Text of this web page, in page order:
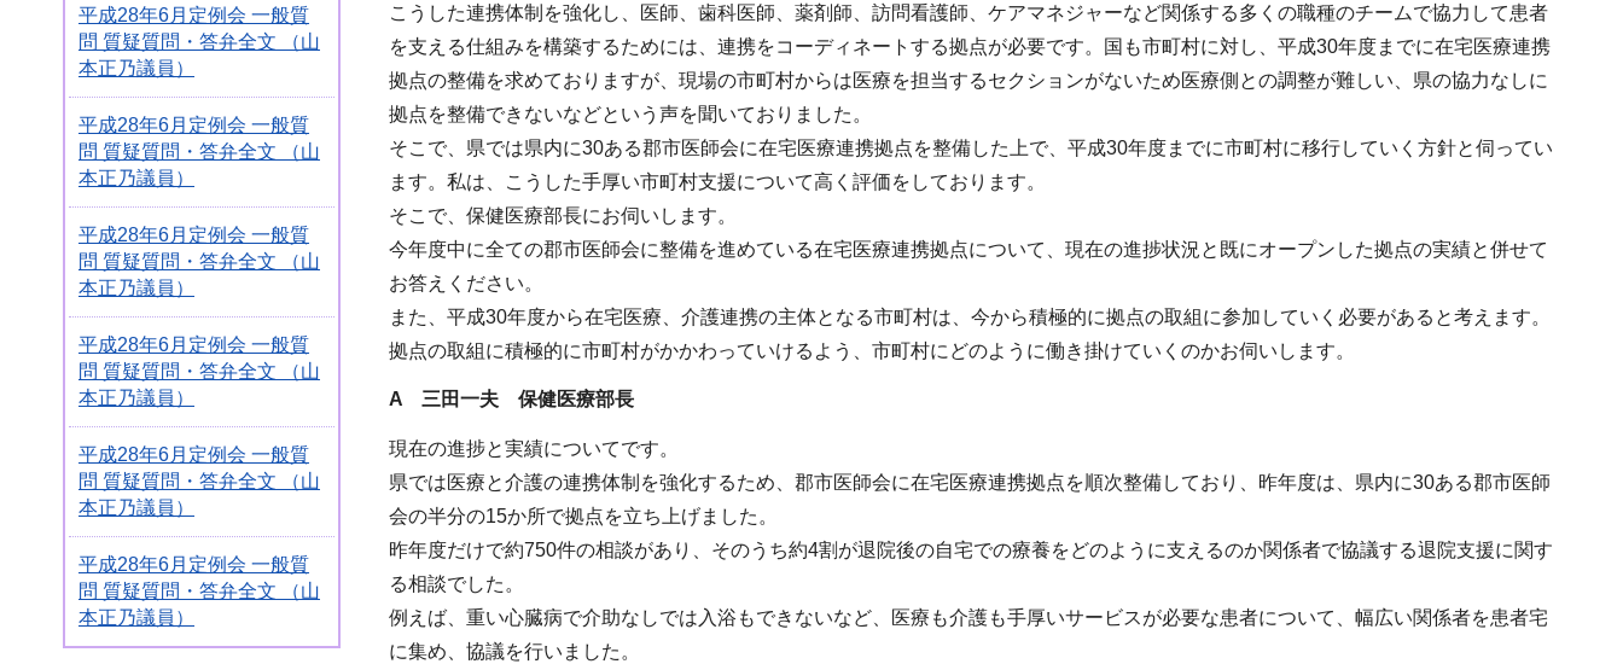
平成28年6月定例会 一般質
問 質疑質問・答弁全文 （山
本正乃議員）
平成28年6月定例会 一般質
問 質疑質問・答弁全文 （山
本正乃議員）
平成28年6月定例会 一般質
問 質疑質問・答弁全文 （山
本正乃議員）
平成28年6月定例会 一般質
問 質疑質問・答弁全文 （山
本正乃議員）
平成28年6月定例会 一般質
問 質疑質問・答弁全文 （山
本正乃議員）
平成28年6月定例会 一般質
問 質疑質問・答弁全文 （山
本正乃議員）
こうした連携体制を強化し、医師、歯科医師、薬剤師、訪問看護師、ケアマネジャーなど関係する多くの職種のチームで協力して患者
を支える仕組みを構築するためには、連携をコーディネートする拠点が必要です。国も市町村に対し、平成30年度までに在宅医療連携
拠点の整備を求めておりますが、現場の市町村からは医療を担当するセクションがないため医療側との調整が難しい、県の協力なしに
拠点を整備できないなどという声を聞いておりました。
そこで、県では県内に30ある郡市医師会に在宅医療連携拠点を整備した上で、平成30年度までに市町村に移行していく方針と伺ってい
ます。私は、こうした手厚い市町村支援について高く評価をしております。
そこで、保健医療部長にお伺いします。
今年度中に全ての郡市医師会に整備を進めている在宅医療連携拠点について、現在の進捗状況と既にオープンした拠点の実績と併せて
お答えください。
また、平成30年度から在宅医療、介護連携の主体となる市町村は、今から積極的に拠点の取組に参加していく必要があると考えます。
拠点の取組に積極的に市町村がかかわっていけるよう、市町村にどのように働き掛けていくのかお伺いします。
A 三田一夫 保健医療部長
現在の進捗と実績についてです。
県では医療と介護の連携体制を強化するため、郡市医師会に在宅医療連携拠点を順次整備しており、昨年度は、県内に30ある郡市医師
会の半分の15か所で拠点を立ち上げました。
昨年度だけで約750件の相談があり、そのうち約4割が退院後の自宅での療養をどのように支えるのか関係者で協議する退院支援に関す
る相談でした。
例えば、重い心臓病で介助なしでは入浴もできないなど、医療も介護も手厚いサービスが必要な患者について、幅広い関係者を患者宅
に集め、協議を行いました。